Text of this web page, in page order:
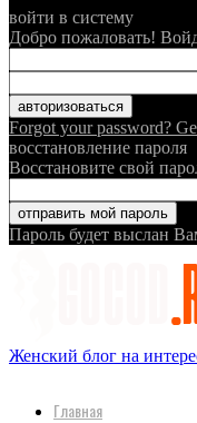
войти в систему
Добро пожаловать!
Forgot your password?
восстановление пароля
Восстановите свой
Пароль будет выслан
Женский блог на
Главная